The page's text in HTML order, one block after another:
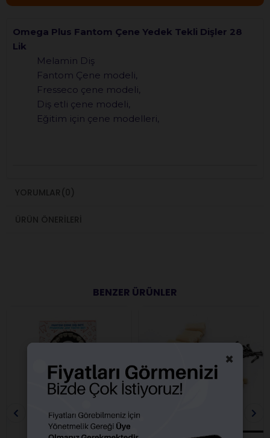
Omega Plus Fantom Çene Yedek Tekli Dişler 28
Lik
Melamin Diş
Fantom Çene modeli,
Fresseco çene modeli,
Diş etli çene modeli,
Eğitim için çene modelleri,
YORUMLAR (0)
ÜRÜN ÖNERILERI
BENZER ÜRÜNLER
×